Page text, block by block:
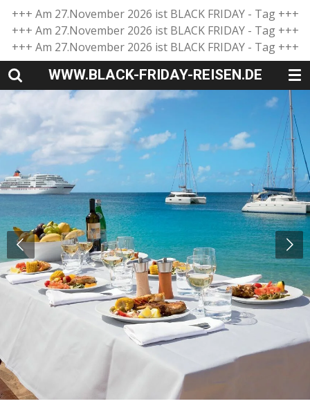
Zum
Hauptinhalt
springen
WWW.BLACK-FRIDAY-REISEN.DE
+++ Am 27.November 2026 ist BLACK FRIDAY - Tag +++
+++ Am 27.November 2026 ist BLACK FRIDAY - Tag +++
+++ Am 27.November 2026 ist BLACK FRIDAY - Tag +++